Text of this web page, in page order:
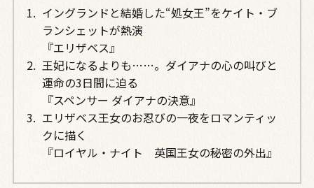
イングランドと結婚した“処女王”をケイト・ブ
ランシェットが熱演
『エリザベス』
王妃になるよりも……。ダイアナの心の叫びと
運命の3日間に迫る
『スペンサー ダイアナの決意』
エリザベス王女のお忍びの一夜をロマンティッ
クに描く
『ロイヤル・ナイト 英国王女の秘密の外出』